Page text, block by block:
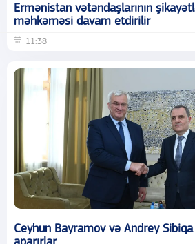
Ermənistan vətəndaşlarının
məhkəməsi davam etdirilir
11:38
Ceyhun Bayramov və Andrey Sibiqa